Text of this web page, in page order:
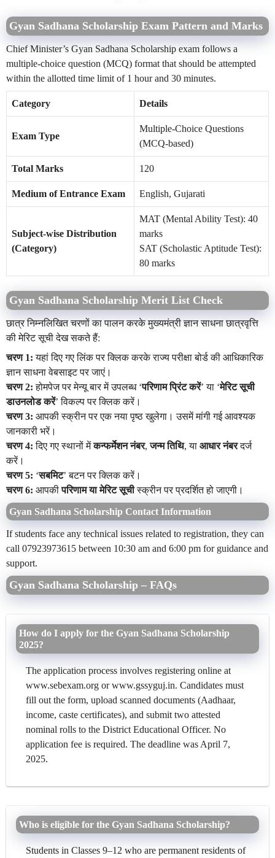
Gyan Sadhana Scholarship Exam Pattern and Marks
Chief Minister’s Gyan Sadhana Scholarship exam follows a
multiple-choice question (MCQ) format that should be attempted
within the allotted time limit of 1 hour and 30 minutes.
Category Details
Exam Type
Multiple-Choice Questions
(MCQ-based)
Total Marks 120
Medium of Entrance Exam English, Gujarati
Subject-wise Distribution
(Category)
MAT (Mental Ability Test): 40
marks
SAT (Scholastic Aptitude Test):
80 marks
Gyan Sadhana Scholarship Merit List Check
छात्र निम्नलिखित चरणों का पालन करके मुख्यमंत्री ज्ञान साधना छात्रवृत्ति
की मेरिट सूची देख सकते हैं:
चरण 1: यहां दिए गए लिंक पर क्लिक करके राज्य परीक्षा बोर्ड की आधिकारिक
ज्ञान साधना वेबसाइट पर जाएं।
चरण 2: होमपेज पर मेन्यू बार में उपलब्ध ‘परिणाम प्रिंट करें’ या ‘मेरिट सूची
डाउनलोड करें’ विकल्प पर क्लिक करें।
चरण 3: आपकी स्क्रीन पर एक नया पृष्ठ खुलेगा। उसमें मांगी गई आवश्यक
जानकारी भरें।
चरण 4: दिए गए स्थानों मेंकन्फर्मेशन नंबर,जन्म तिथि, या आधार नंबरदर्ज
करें।
चरण 5: ‘सबमिट’ बटन पर क्लिक करें।
चरण 6: आपकीपरिणाम या मेरिट सूचीस्क्रीन पर प्रदर्शित हो जाएगी।
Gyan Sadhana Scholarship Contact Information
If students face any technical issues related to registration, they can
call 07923973615 between 10:30 am and 6:00 pm for guidance and
support.
Gyan Sadhana Scholarship – FAQs
How do I apply for the Gyan Sadhana Scholarship
2025?
The application process involves registering online at
www.sebexam.org or www.gssyguj.in. Candidates must
fill out the form, upload scanned documents (Aadhaar,
income, caste certificates), and submit two attested
nominal rolls to the District Educational Officer. No
application fee is required. The deadline was April 7,
2025.
Who is eligible for the Gyan Sadhana Scholarship?
Students in Classes 9–12 who are permanent residents of